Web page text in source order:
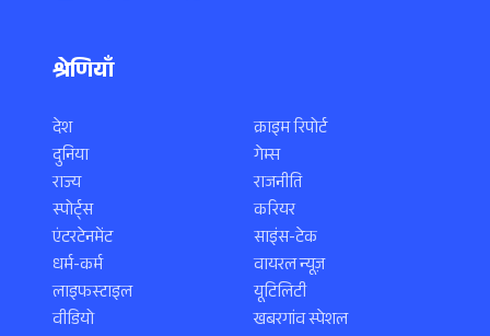
श्रेणियाँ
देश
दुनिया
राज्य
स्पोर्ट्स
एंटरटेनमेंट
धर्म-कर्म
लाइफस्टाइल
वीडियो
क्राइम रिपोर्ट
गेम्स
राजनीति
करियर
साइंस-टेक
वायरल न्यूज़
यूटिलिटी
खबरगांव स्पेशल